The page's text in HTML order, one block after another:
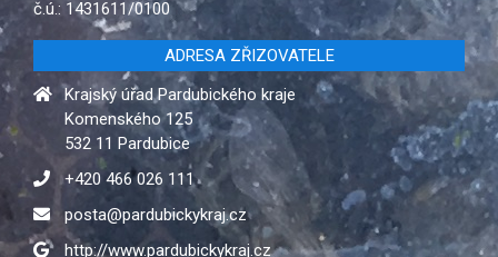
č.ú.: 1431611/0100
ADRESA ZŘIZOVATELE
Krajský úřad Pardubického kraje
Komenského 125
532 11 Pardubice
+420 466 026 111
posta@pardubickykraj.cz
http://www.pardubickykraj.cz